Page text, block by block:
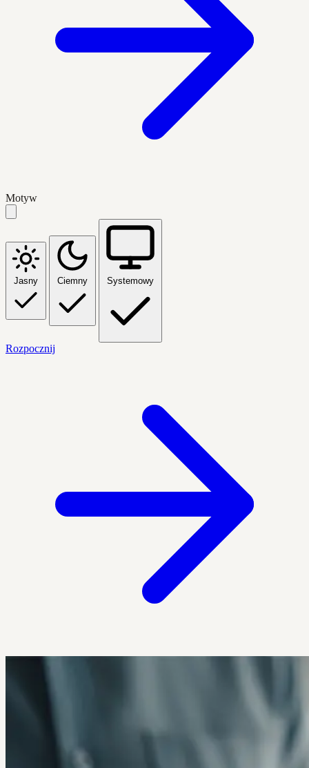
Motyw
Jasny Ciemny Systemowy
Rozpocznij